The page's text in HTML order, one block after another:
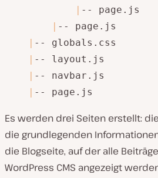
-- page.js
-- page.js
-- globals.css
-- layout.js
-- navbar.js
-- page.js
Es werden drei Seiten erstellt:
die grundlegenden
die Blogseite, auf der alle
WordPress CMS angezeigt